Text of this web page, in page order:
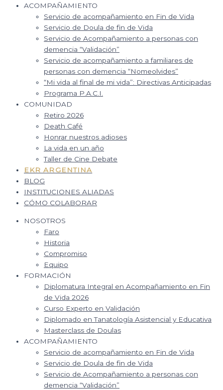
ACOMPAÑAMIENTO
Servicio de acompañamiento en Fin de Vida
Servicio de Doula de fin de Vida
Servicio de Acompañamiento a personas con
demencia “Validación”
Servicio de acompañamiento a familiares de
personas con demencia “Nomeolvides”
“Mi vida al final de mi vida”: Directivas Anticipadas
Programa P.A.C.I.
COMUNIDAD
Retiro 2026
Death Café
Honrar nuestros adioses
La vida en un año
Taller de Cine Debate
EKR ARGENTINA
BLOG
INSTITUCIONES ALIADAS
CÓMO COLABORAR
NOSOTROS
Faro
Historia
Compromiso
Equipo
FORMACIÓN
Diplomatura Integral en Acompañamiento en Fin
de Vida 2026
Curso Experto en Validación
Diplomado en Tanatología Asistencial y Educativa
Masterclass de Doulas
ACOMPAÑAMIENTO
Servicio de acompañamiento en Fin de Vida
Servicio de Doula de fin de Vida
Servicio de Acompañamiento a personas con
demencia “Validación”